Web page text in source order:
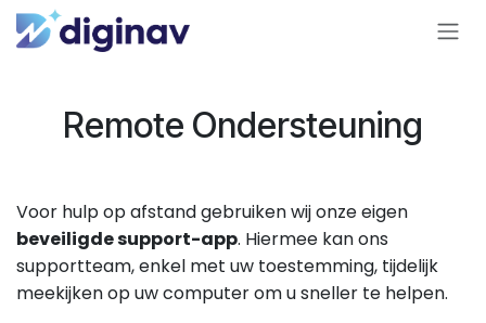
Overslaan naar inhoud
Remote Ondersteuning
Voor hulp op afstand gebruiken wij onze eigen
beveiligde support-app. Hiermee kan ons
supportteam, enkel met uw toestemming, tijdelijk
meekijken op uw computer om u sneller te helpen.